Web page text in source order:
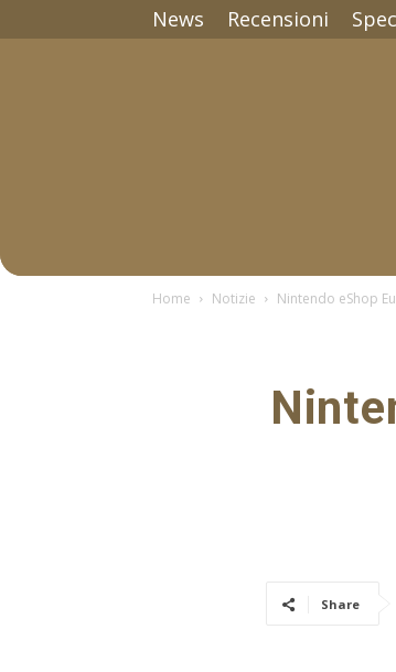
News Recensioni
Home Notizie Nintendo eShop
Share